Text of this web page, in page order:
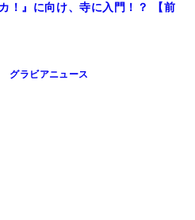
！』に向け、寺に入門！？ 【前
グラビアニュース